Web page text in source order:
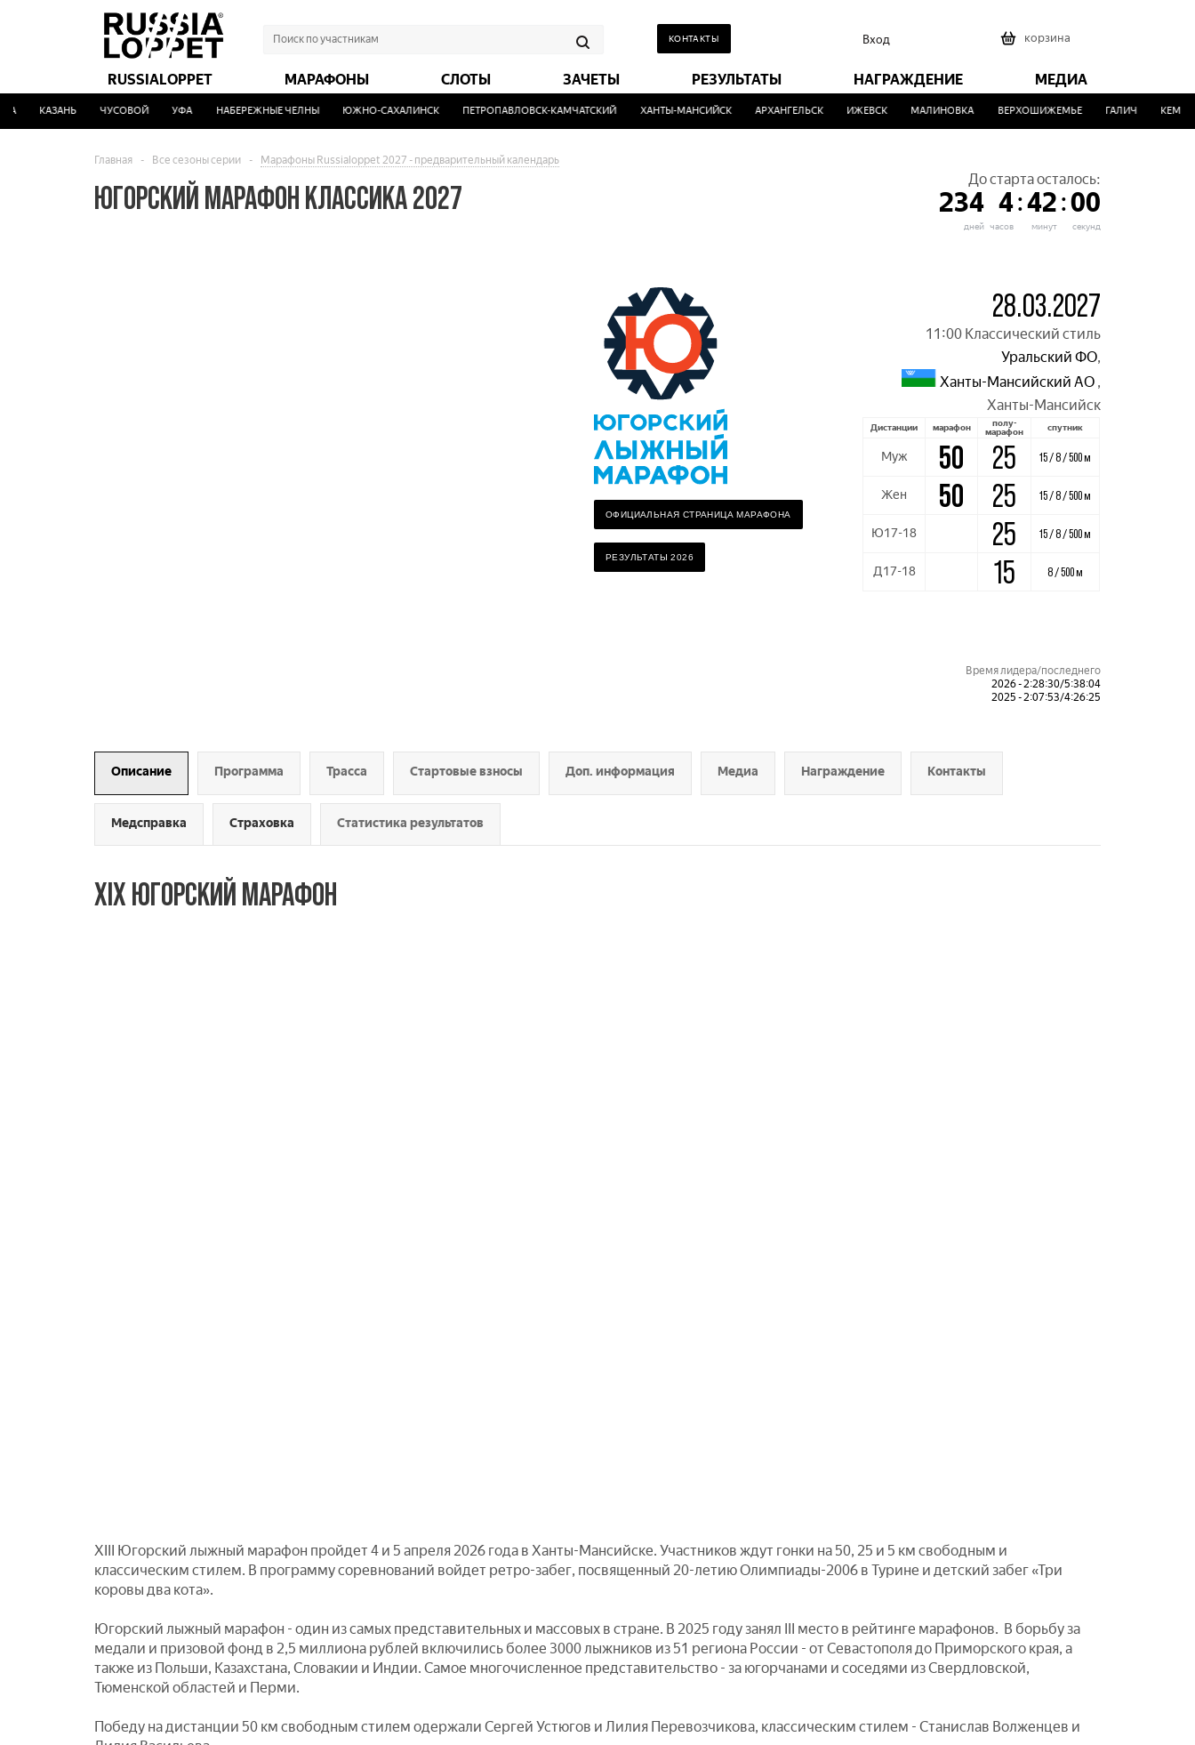
КОНТАКТЫ Вход корзина
RUSSIALOPPET МАРАФОНЫ СЛОТЫ ЗАЧЕТЫ РЕЗУЛЬТАТЫ НАГРАЖДЕНИЕ МЕДИА
КАЗАНЬ ЧУСОВОЙ УФА НАБЕРЕЖНЫЕ ЧЕЛНЫ ЮЖНО-САХАЛИНСК ПЕТРОПАВЛОВСК-КАМЧАТСКИЙ ХАНТЫ-МАНСИЙСК АРХАНГЕЛЬСК ИЖЕВСК МАЛИНОВКА ВЕРХОШИЖЕМЬЕ ГАЛИЧ
Главная - Все сезоны серии - Марафоны Russialoppet 2027 - предварительный календарь
ЮГОРСКИЙ МАРАФОН КЛАССИКА 2027
До старта осталось:
234
дней
4
часов
:42
минут
:00
секунд
ОФИЦИАЛЬНАЯ СТРАНИЦА МАРАФОНА
РЕЗУЛЬТАТЫ 2026
28.03.2027
11:00 Классический стиль
Уральский ФО,
Ханты-Мансийский АО ,
Ханты-Мансийск
Дистанции марафон полу-
марафон спутник
Муж 50 25 15 / 8 / 500 м
Жен 50 25 15 / 8 / 500 м
Ю17-18 25 15 / 8 / 500 м
Д17-18 15 8 / 500 м
Время лидера/последнего
2026 - 2:28:30/5:38:04
2025 - 2:07:53/4:26:25
Описание Программа Трасса Стартовые взносы Доп. информация Медиа Награждение Контакты
Медсправка Страховка Статистика результатов
XIX ЮГОРСКИЙ МАРАФОН
XIII Югорский лыжный марафон пройдет 4 и 5 апреля 2026 года в Ханты-Мансийске. Участников ждут гонки на 50, 25 и 5 км свободным и
классическим стилем. В программу соревнований войдет ретро-забег, посвященный 20-летию Олимпиады-2006 в Турине и детский забег «Три
коровы два кота».
Югорский лыжный марафон - один из самых представительных и массовых в стране. В 2025 году занял III место в рейтинге марафонов. В борьбу за
медали и призовой фонд в 2,5 миллиона рублей включились более 3000 лыжников из 51 региона России - от Севастополя до Приморского края, а
также из Польши, Казахстана, Словакии и Индии. Самое многочисленное представительство - за югорчанами и соседями из Свердловской,
Тюменской областей и Перми.
Победу на дистанции 50 км свободным стилем одержали Сергей Устюгов и Лилия Перевозчикова, классическим стилем - Станислав Волженцев и